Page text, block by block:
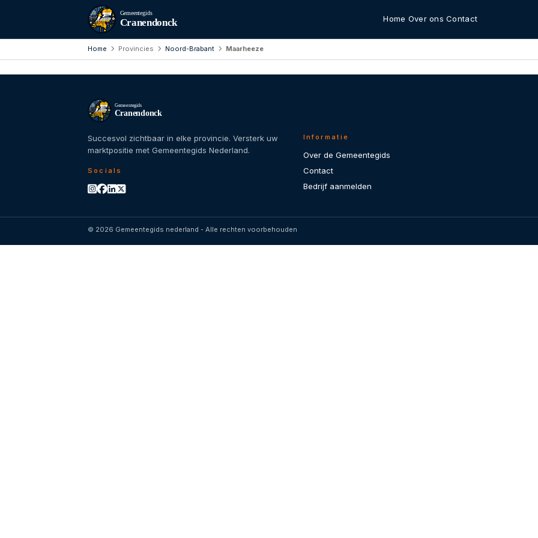
Gemeentegids
Cranendonck Home Over ons Contact
Home Provincies Noord-Brabant Maarheeze
Gemeentegids
Cranendonck
Succesvol zichtbaar in elke provincie. Versterk uw
marktpositie met Gemeentegids Nederland.
Socials
Informatie
Over de Gemeentegids
Contact
Bedrijf aanmelden
© 2026 Gemeentegids nederland - Alle rechten voorbehouden